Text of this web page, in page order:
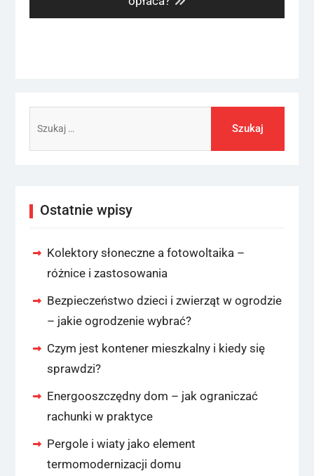
Ostatnie wpisy
Kolektory słoneczne a fotowoltaika –
różnice i zastosowania
Bezpieczeństwo dzieci i zwierząt w ogrodzie
– jakie ogrodzenie wybrać?
Czym jest kontener mieszkalny i kiedy się
sprawdzi?
Energooszczędny dom – jak ograniczać
rachunki w praktyce
Pergole i wiaty jako element
termomodernizacji domu